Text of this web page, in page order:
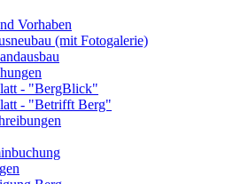
Vorhaben
(mit Fotogalerie)
- "BergBlick"
- "Betrifft Berg"